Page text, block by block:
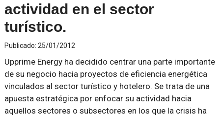
actividad en el sector
turístico.
Publicado: 25/01/2012
Upprime Energy ha decidido centrar una parte importante
de su negocio hacia proyectos de eficiencia energética
vinculados al sector turístico y hotelero. Se trata de una
apuesta estratégica por enfocar su actividad hacia
aquellos sectores o subsectores en los que la crisis ha